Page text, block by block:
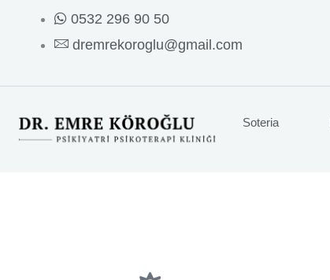
0532 296 90 50
dremrekoroglu@gmail.com
Soteria